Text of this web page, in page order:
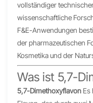
vollständiger
wissenschaftliche
F&E-Anwendungen
der pharmazeutischen
Kosmetika und der
Was ist 5,7-
5,7-Dimethoxyflavon Es